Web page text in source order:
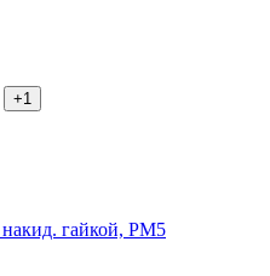
+1
гайкой, PM5